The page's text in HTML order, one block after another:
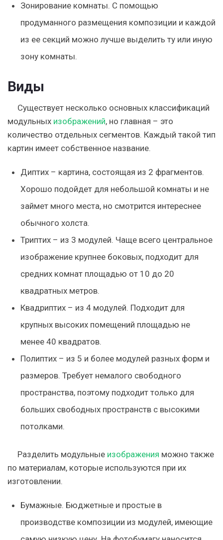
Зонирование комнаты. С помощью
продуманного размещения композиции и каждой
из ее секций можно лучше выделить ту или иную
зону комнаты.
Виды
Существует несколько основных классификаций
модульных изображений, но главная – это
количество отдельных сегментов. Каждый такой тип
картин имеет собственное название.
Диптих – картина, состоящая из 2 фрагментов.
Хорошо подойдет для небольшой комнаты и не
займет много места, но смотрится интереснее
обычного холста.
Триптих – из 3 модулей. Чаще всего центральное
изображение крупнее боковых, подходит для
средних комнат площадью от 10 до 20
квадратных метров.
Квадриптих – из 4 модулей. Подходит для
крупных высоких помещений площадью не
менее 40 квадратов.
Полиптих – из 5 и более модулей разных форм и
размеров. Требует немалого свободного
пространства, поэтому подходит только для
больших свободных пространств с высокими
потолками.
Разделить модульные изображения можно также
по материалам, которые используются при их
изготовлении.
Бумажные. Бюджетные и простые в
производстве композиции из модулей, имеющие